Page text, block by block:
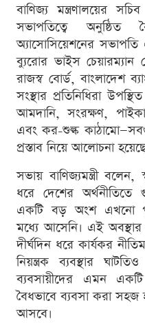
বাণিজ্য মন্ত্রণালয়ের
সভাপতিত্বে অনুষ্ঠিত
অ্যাসোসিয়েশনের
ব্যুরোর ভাইস
রাজস্ব বোর্ড, বাংলাদেশ
সংস্থার প্রতিনিধিরা
আমদানি, সংরক্ষণ,
এবং কর-শুল্ক
প্রস্তাব নিয়ে আলোচনা
সভায় বাণিজ্যমন্ত্রী
ধরে দেশের
একটি বড় অংশ এখনো
মধ্যে আসেনি। এই
দীর্ঘদিন ধরে কার্যকর
নিয়ন্ত্রক ব্যবস্থার
ব্যবসায়ীদের এমন
বৈধভাবে ব্যবসা করা
আসবে।